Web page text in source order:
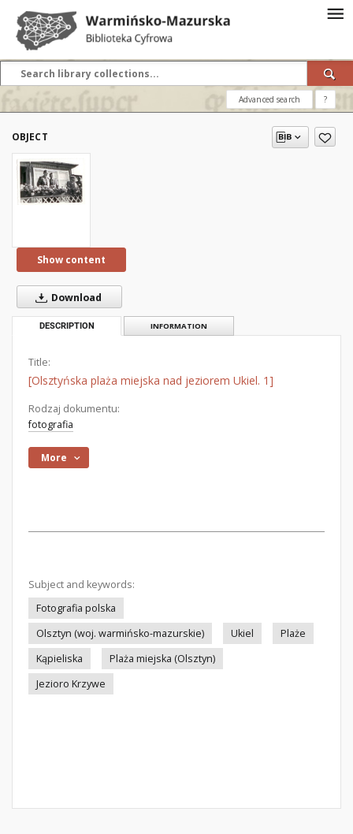
Advanced search ?
OBJECT
Show content
Download
DESCRIPTION INFORMATION
Title:
[Olsztyńska plaża miejska nad jeziorem Ukiel. 1]
Rodzaj dokumentu:
fotografia
More
Subject and keywords:
Fotografia polska
Olsztyn (woj. warmińsko-mazurskie)
Ukiel
Plaże
Kąpieliska
Plaża miejska (Olsztyn)
Jezioro Krzywe